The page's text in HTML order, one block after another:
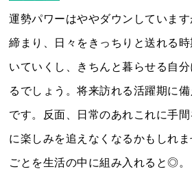
運勢パワーはややダウンしていま
締まり、日々をきっちりと送れる
いていくし、きちんと暮らせる自分
るでしょう。将来訪れる活躍期に
です。反面、日常のあれこれに手
に楽しみを追えなくなるかもしれ
ごとを生活の中に組み入れると◎